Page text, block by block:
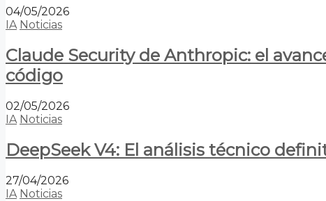
04/05/2026
IA Noticias
Claude Security de Anthropic: el
código
02/05/2026
IA Noticias
DeepSeek V4: El análisis técnico
27/04/2026
IA Noticias